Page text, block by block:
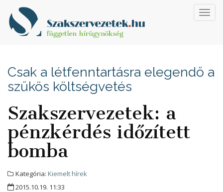
Csak a létfenntartásra elegendő a
szűkös költségvetés
Szakszervezetek: a
pénzkérdés időzített
bomba
Kategória: Kiemelt hírek
2015.10.19. 11:33